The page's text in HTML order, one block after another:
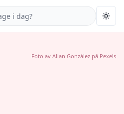
Foto av Allan González på Pexels